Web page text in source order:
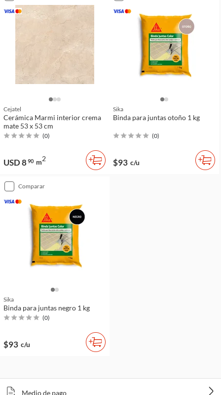
Cejatel
Cerámica Marmi interior crema
mate 53 x 53 cm
(0)
USD 890 m2
Sika
Binda para juntas otoño 1 kg
(0)
$93 c/u
comparar
Sika
Binda para juntas negro 1 kg
(0)
$93 c/u
Medio de pago